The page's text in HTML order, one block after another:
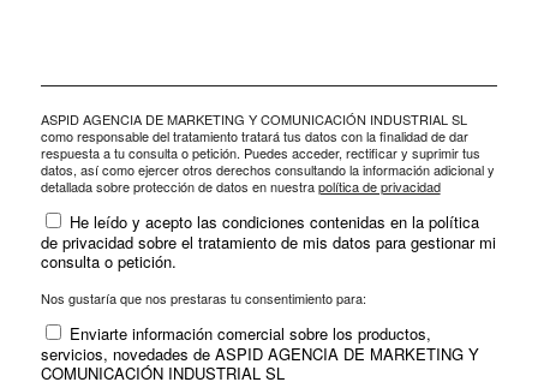
ASPID AGENCIA DE MARKETING Y COMUNICACIÓN INDUSTRIAL SL
como responsable del tratamiento tratará tus datos con la finalidad de dar
respuesta a tu consulta o petición. Puedes acceder, rectificar y suprimir tus
datos, así como ejercer otros derechos consultando la información adicional y
detallada sobre protección de datos en nuestrapolítica de privacidad
He leído y acepto las condiciones contenidas en la política
de privacidad sobre el tratamiento de mis datos para gestionar mi
consulta o petición.
Nos gustaría que nos prestaras tu consentimiento para:
Enviarte información comercial sobre los productos,
servicios, novedades de ASPID AGENCIA DE MARKETING Y
COMUNICACIÓN INDUSTRIAL SL